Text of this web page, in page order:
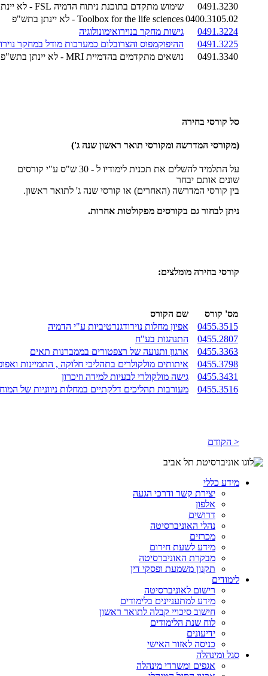
0491.3230
שימוש מתקדם בתוכנת ניתוח הדמיה FSL - לא יינתן בתש"פ
0400.3105.02Toolbox for the life sciences - לא יינתן בתש"פ
0491.3224
גישות מחקר בנוירואימונולוגיה
0491.3225
ההיפוקמפוס והצרובלום כמערכות מודל במחקר
0491.3340
נושאים מתקדמים בהדמיית MRI - לא יינתן בתש"פ
סל קורסי בחירה
(מקורסי המדרשה ומקורסי תואר ראשון שנה ג')
על התלמיד להשלים את תכנית לימודיו ל - 30 ש"ס ע"י קורסים
שונים אותם יבחר
בין קורסי המדרשה (האחרים) או קורסי שנה ג' לתואר ראשון.
ניתן לבחור גם בקורסים מפקולטות אחרות.
קורסי בחירה מומלצים:
מס' קורס
שם הקורס
0455.3515
אפיון מחלות נוירודגנרטיביות ע"י הדמיה
0455.2807
התנהגות בע"ח
0455.3363
ארגון ותנועה של רצפטורים בממברנות תאים
0455.3798
איתותים מולקולרים בתהליכי חלוקה , התמיינות
0455.3431
גישה מולקולרי לבעיות למידה וזיכרון
0455.3516
מעורבות תהליכים דלקתיים במחלות ניווניות של המוח
< הקודם
מידע כללי
יצירת קשר ודרכי הגעה
אלפון
דרושים
נהלי האוניברסיטה
מכרזים
מידע לשעת חירום
מבקרת האוניברסיטה
תקנון משמעת ופסקי דין
לימודים
רישום לאוניברסיטה
מידע למתעניינים בלימודים
חישוב סיכויי קבלה לתואר ראשון
לוח שנת הלימודים
ידיעונים
כניסה לאזור האישי
סגל ומינהלה
אגפים ומשרדי מינהלה